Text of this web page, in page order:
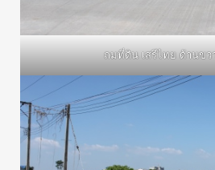
ถมที่ดิน เสรีไทย ด้านข